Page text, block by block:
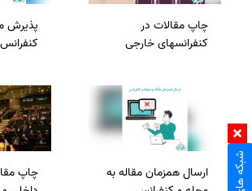
چاپ مقالات در
کنفرانس­های خارجی
پذیرش
کنفرانس
ارسال همزمان مقاله به
چاپ